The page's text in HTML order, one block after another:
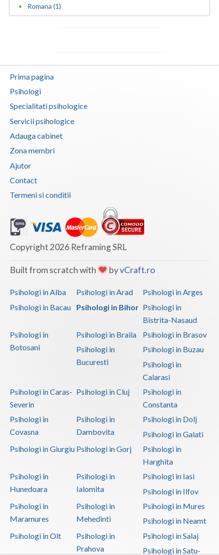
Romana (1)
Prima pagina
Psihologi
Specialitati psihologice
Servicii psihologice
Adauga cabinet
Zona membri
Ajutor
Contact
Termeni si conditii
Copyright 2026 Reframing SRL
Built from scratch with byvCraft.ro
Psihologi in Alba Psihologi in Arad
Psihologi in Arges
Psihologi in Bacau
Psihologi in Bihor Psihologi in
Bistrita-Nasaud
Psihologi in
Botosani
Psihologi in Braila
Psihologi in Brasov
Psihologi in
Bucuresti
Psihologi in Buzau
Psihologi in
Calarasi
Psihologi in Caras-
Severin
Psihologi in Cluj
Psihologi in
Constanta
Psihologi in
Covasna
Psihologi in
Dambovita
Psihologi in Dolj
Psihologi in Galati
Psihologi in Giurgiu Psihologi in Gorj
Psihologi in
Harghita
Psihologi in
Hunedoara
Psihologi in
Ialomita
Psihologi in Iasi
Psihologi in Ilfov
Psihologi in
Maramures
Psihologi in
Mehedinti
Psihologi in Mures
Psihologi in Neamt
Psihologi in Olt
Psihologi in
Prahova
Psihologi in Salaj
Psihologi in Satu-